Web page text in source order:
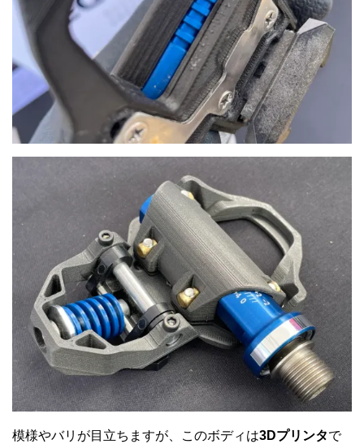
模様やバリが目立ちますが、このボディは3Dプリンタで